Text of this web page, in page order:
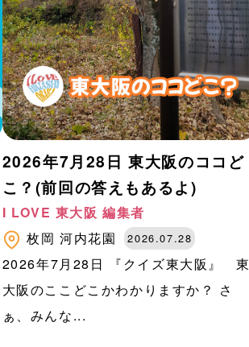
2026年7月28日 東大阪のココど
こ？(前回の答えもあるよ)
I LOVE 東大阪 編集者
枚岡 河内花園 2026.07.28
2026年7月28日 『クイズ東大阪』 東
大阪のここどこかわかりますか？ さ
ぁ、みんな...